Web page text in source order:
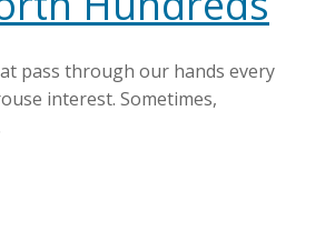
pass through our hands every
interest. Sometimes,